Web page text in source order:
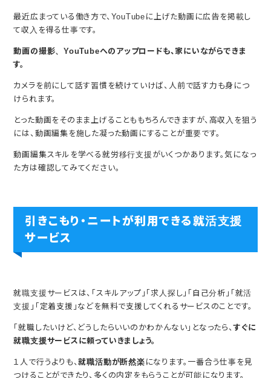
最近広まっている働き方で、YouTubeに上げた動画に広告を掲載し
て収入を得る仕事です。
動画の撮影、YouTubeへのアップロードも、 家にいながらできま
す。
カメラを前にして話す習慣を続けていけば、人前で話す力も身につ
けられます。
とった動画をそのまま上げることももちろんできますが、高収入を狙う
には、動画編集を施した凝った動画にすることが重要です。
動画編集スキルを学べる就労移行支援がいくつかあります。気になっ
た方は確認してみてください。
引きこもり・ニートが利用できる就活支援
サービス
就職支援サービスは、「スキルアップ」「求人探し」「自己分析」「就活
支援」「定着支援」などを無料で支援してくれるサービスのことです。
「就職したいけど、どうしたらいいのかわかんない」となったら、すぐに
就職支援サービスに頼っていきましょう。
１人で行うよりも、就職活動が断然楽 になります。一番合う仕事を見
つけることができたり、多くの内定をもらうことが可能になります。